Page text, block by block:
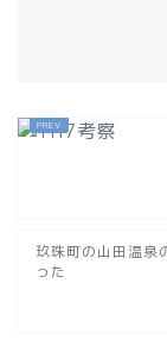
玖珠町の山田温泉
った